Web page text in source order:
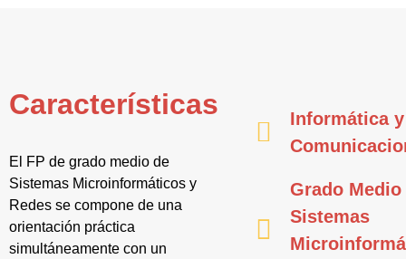
Características
El FP de grado medio de
Sistemas Microinformáticos y
Redes se compone de una
orientación práctica
simultáneamente con un
Informática y
Grado Medio
Sistemas